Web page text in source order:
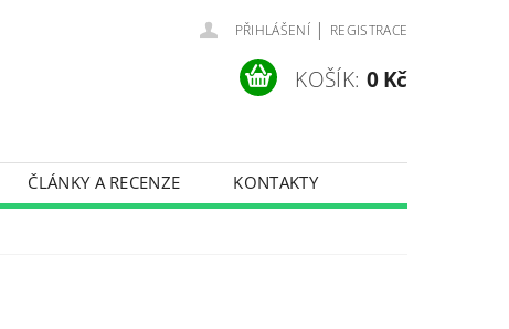
PŘIHLÁŠENÍ | REGISTRACE
KOŠÍK: 0 Kč
ČLÁNKY A RECENZE KONTAKTY